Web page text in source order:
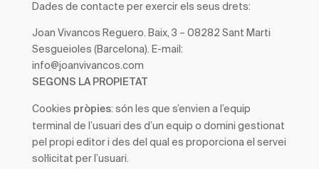
Dades de contacte per exercir els seus drets:
Joan Vivancos Reguero. Baix, 3 – 08282 Sant Marti
Sesgueioles (Barcelona). E-mail:
info@joanvivancos.com
SEGONS LA PROPIETAT
Cookies pròpies: són les que s’envien a l’equip
terminal de l’usuari des d’un equip o domini gestionat
pel propi editor i des del qual es proporciona el servei
sol·licitat per l’usuari.